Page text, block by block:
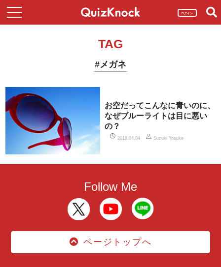
ログイン
TAG
#メガネ
お空だってこんなに青いのに、
なぜブルーライトは目に悪い
の？
2018.04.04 Suzuki Yosuke
Follow Me
ページトップへ